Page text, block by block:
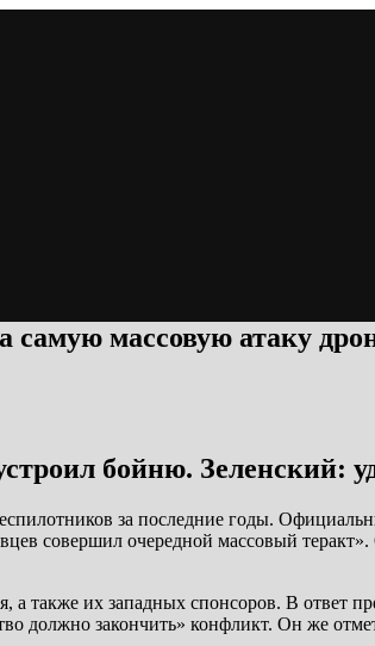
массовую атаку
бойню. Зеленский:
за последние годы.
совершил очередной массовый
а также их западных спонсоров. В ответ
должно закончить» конфликт. Он же